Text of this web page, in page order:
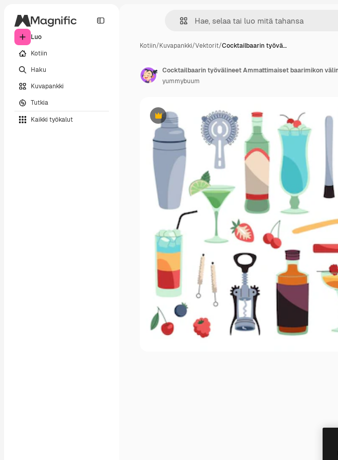
Luo
Kotiin
Haku
Kuvapankki
Tutkia
Kaikki työkalut
Kotiin/Kuvapankki/Vektorit/Cocktailbaarin työvä…
Premium
yummybuum